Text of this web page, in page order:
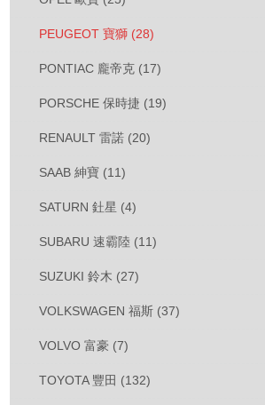
PEUGEOT 寶獅 (28)
PONTIAC 龐帝克 (17)
PORSCHE 保時捷 (19)
RENAULT 雷諾 (20)
SAAB 紳寶 (11)
SATURN 釷星 (4)
SUBARU 速霸陸 (11)
SUZUKI 鈴木 (27)
VOLKSWAGEN 福斯 (37)
VOLVO 富豪 (7)
TOYOTA 豐田 (132)